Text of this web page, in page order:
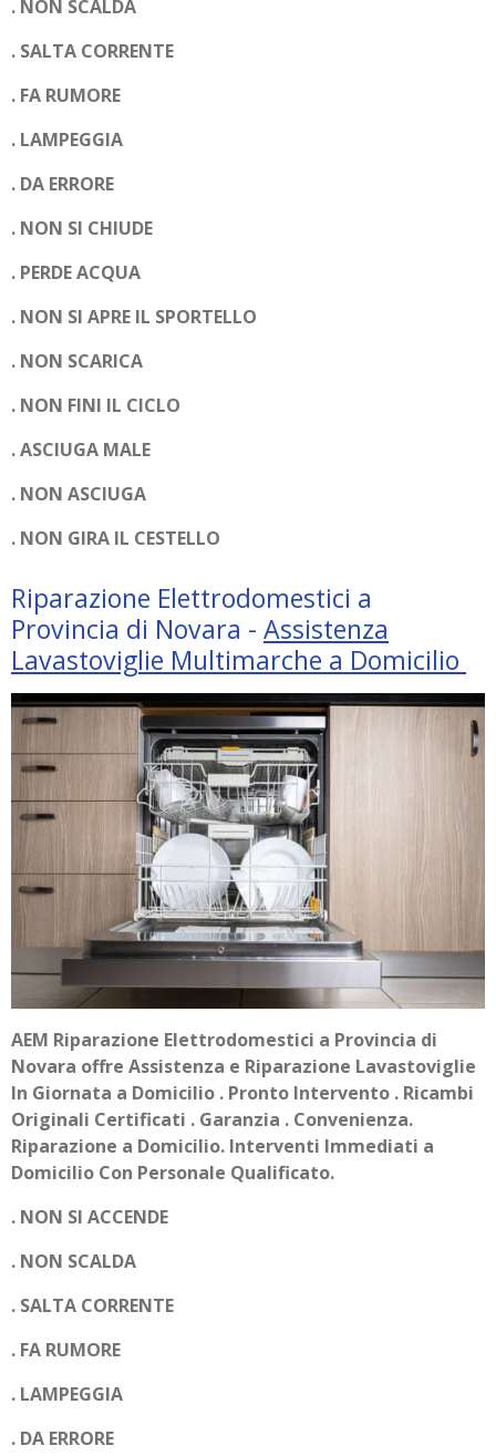
. NON SCALDA
. SALTA CORRENTE
. FA RUMORE
. LAMPEGGIA
. DA ERRORE
. NON SI CHIUDE
. PERDE ACQUA
. NON SI APRE IL SPORTELLO
. NON SCARICA
. NON FINI IL CICLO
. ASCIUGA MALE
. NON ASCIUGA
. NON GIRA IL CESTELLO
Riparazione Elettrodomestici a
Provincia di Novara - Assistenza
Lavastoviglie Multimarche a Domicilio
AEM Riparazione Elettrodomestici a Provincia di
Novara offre Assistenza e Riparazione Lavastoviglie
In Giornata a Domicilio . Pronto Intervento . Ricambi
Originali Certificati . Garanzia . Convenienza.
Riparazione a Domicilio. Interventi Immediati a
Domicilio Con Personale Qualificato.
. NON SI ACCENDE
. NON SCALDA
. SALTA CORRENTE
. FA RUMORE
. LAMPEGGIA
. DA ERRORE